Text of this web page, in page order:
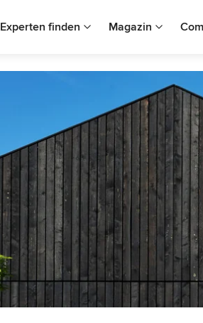
Experten finden Magazin